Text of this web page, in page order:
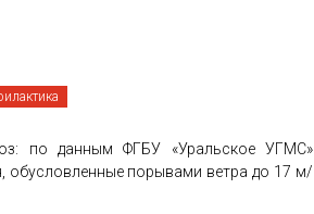
по данным ФГБУ «Уральское УГМС»
обусловленные порывами ветра до 17 м/